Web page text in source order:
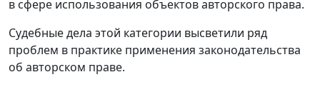
в сфере использования объектов авторского права.
Судебные дела этой категории высветили ряд
проблем в практике применения законодательства
об авторском праве.